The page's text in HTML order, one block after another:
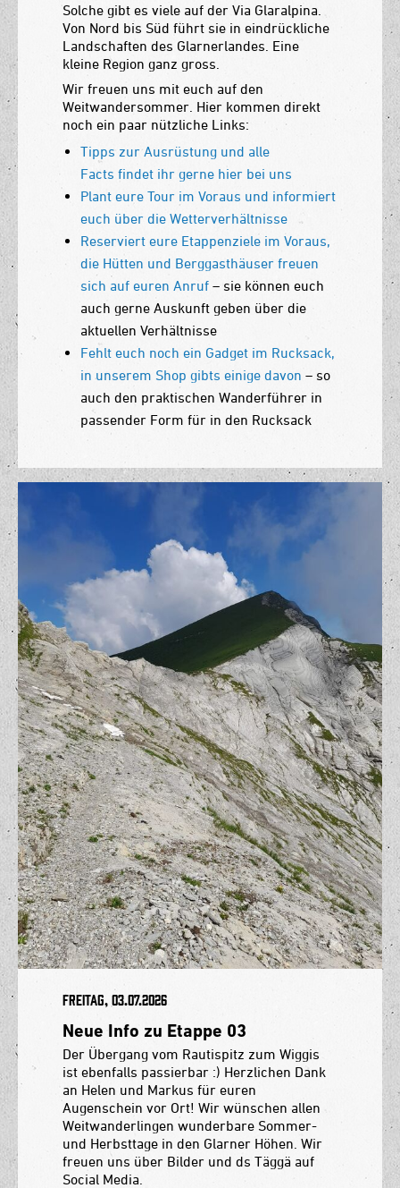
Solche gibt es viele auf der Via Glaralpina.
Von Nord bis Süd führt sie in eindrückliche
Landschaften des Glarnerlandes. Eine
kleine Region ganz gross.
Wir freuen uns mit euch auf den
Weitwandersommer. Hier kommen direkt
noch ein paar nützliche Links:
Tipps zur Ausrüstung und alle
Facts findet ihr gerne hier bei uns
Plant eure Tour im Voraus und informiert
euch über die Wetterverhältnisse
Reserviert eure Etappenziele im Voraus,
die Hütten und Berggasthäuser freuen
sich auf euren Anruf – sie können euch
auch gerne Auskunft geben über die
aktuellen Verhältnisse
Fehlt euch noch ein Gadget im Rucksack,
in unserem Shop gibts einige davon – so
auch den praktischen Wanderführer in
passender Form für in den Rucksack
Freitag, 03.07.2026
Neue Info zu Etappe 03
Der Übergang vom Rautispitz zum Wiggis
ist ebenfalls passierbar :) Herzlichen Dank
an Helen und Markus für euren
Augenschein vor Ort! Wir wünschen allen
Weitwanderlingen wunderbare Sommer-
und Herbsttage in den Glarner Höhen. Wir
freuen uns über Bilder und ds Täggä auf
Social Media.